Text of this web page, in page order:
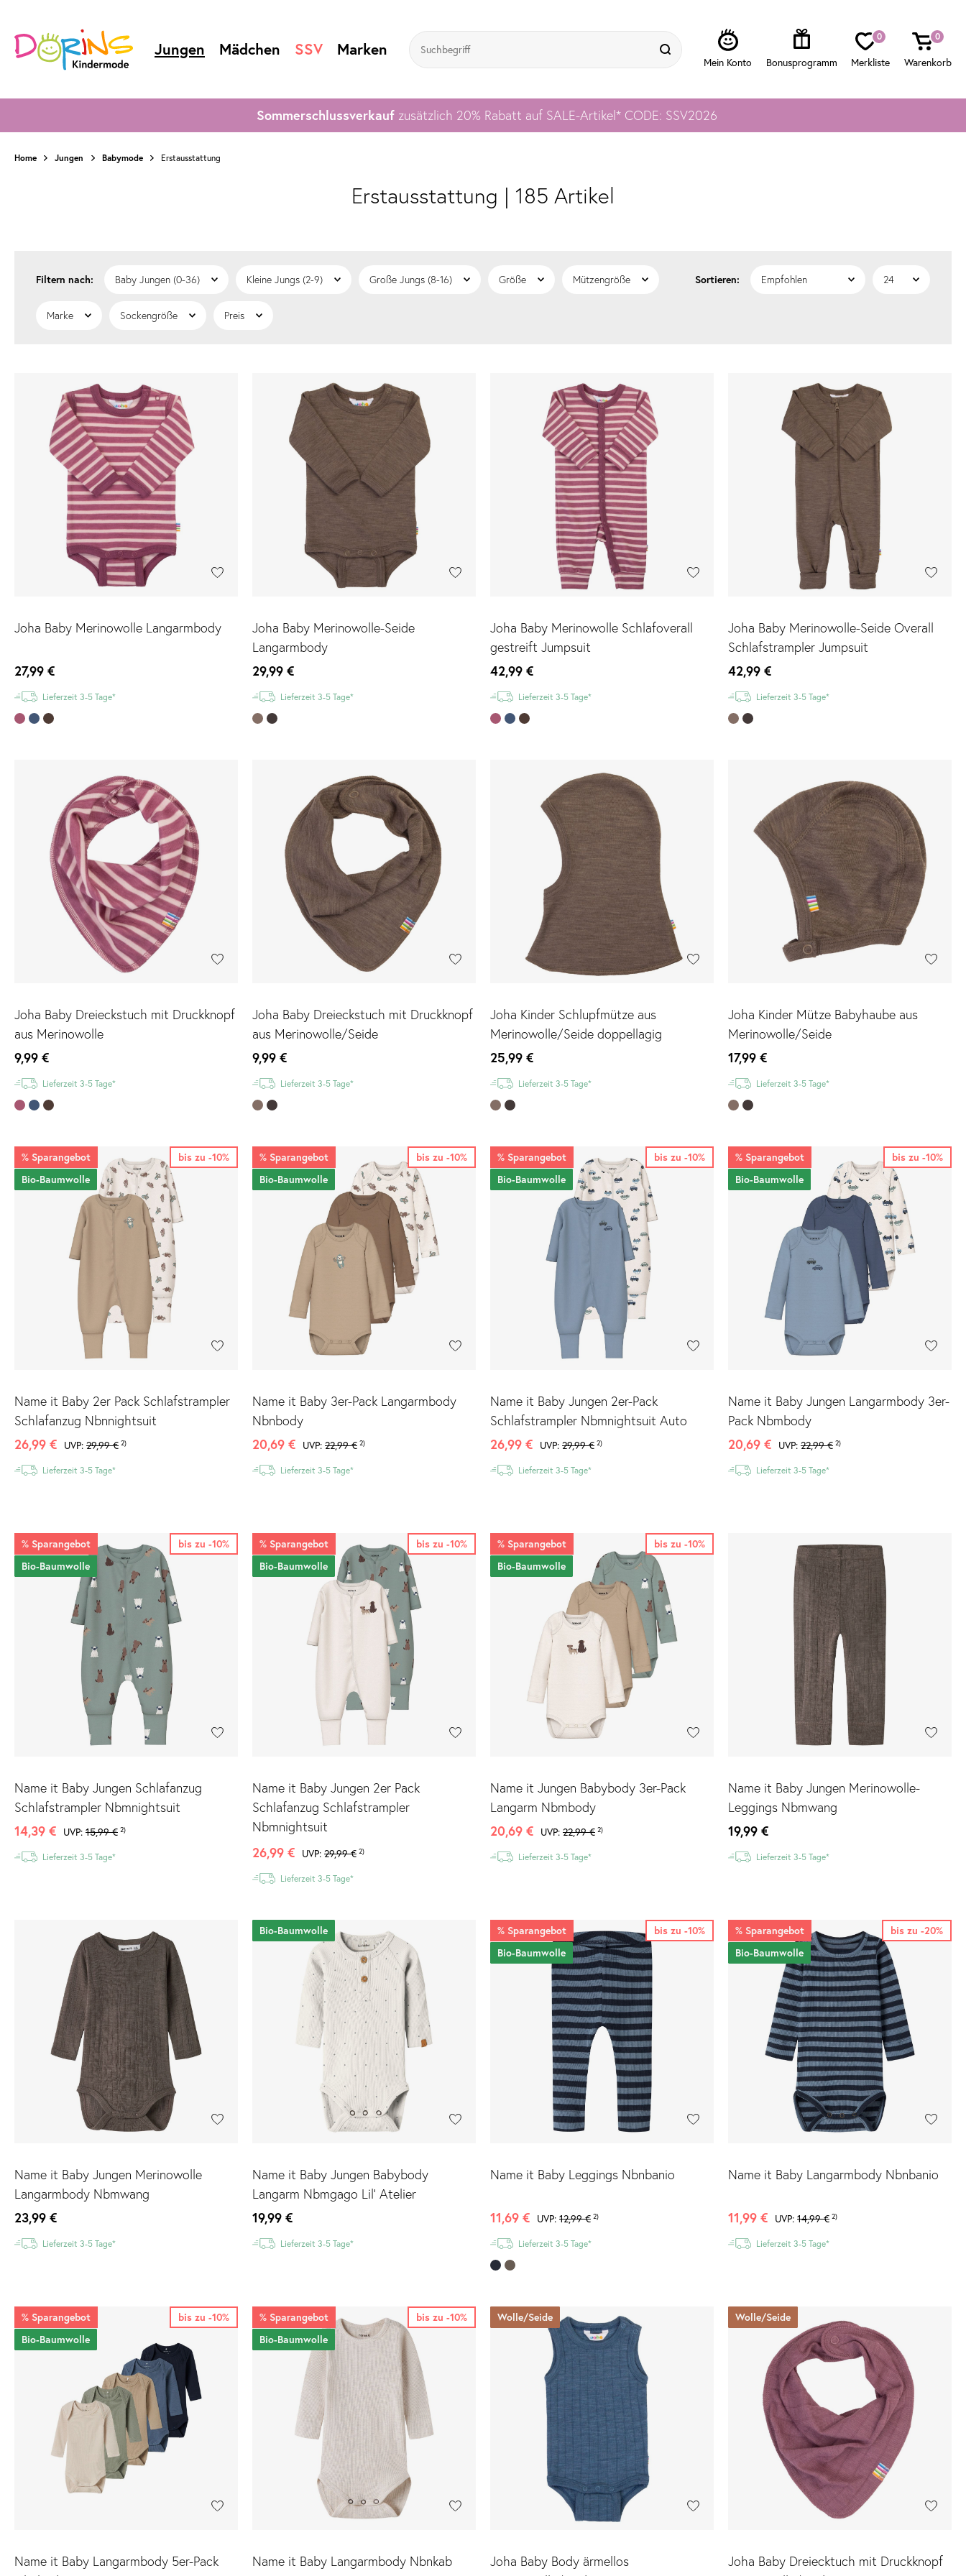
Jungen Mädchen SSV Marken
0 0
Sommerschlussverkaufzusätzlich 20% Rabatt auf SALE-Artikel* CODE: SSV2026
Home Jungen Babymode Erstausstattung
Erstausstattung | 185 Artikel
Baby Jungen (0-36) Kleine Jungs (2-9) Große Jungs (8-16) Größe Mützengröße
Marke Sockengröße Preis
Joha Baby Merinowolle Langarmbody
27,99 €
Lieferzeit 3-5 Tage*
Joha Baby Merinowolle-Seide
Langarmbody
29,99 €
Lieferzeit 3-5 Tage*
Joha Baby Merinowolle Schlafoverall
gestreift Jumpsuit
42,99 €
Lieferzeit 3-5 Tage*
Joha Baby Merinowolle-Seide Overall
Schlafstrampler Jumpsuit
42,99 €
Lieferzeit 3-5 Tage*
Joha Baby Dreieckstuch mit Druckknopf
aus Merinowolle
9,99 €
Lieferzeit 3-5 Tage*
Joha Baby Dreieckstuch mit Druckknopf
aus Merinowolle/Seide
9,99 €
Lieferzeit 3-5 Tage*
Joha Kinder Schlupfmütze aus
Merinowolle/Seide doppellagig
25,99 €
Lieferzeit 3-5 Tage*
Joha Kinder Mütze Babyhaube aus
Merinowolle/Seide
17,99 €
Lieferzeit 3-5 Tage*
bis zu -10%
% Sparangebot
Bio-Baumwolle
Name it Baby 2er Pack Schlafstrampler
Schlafanzug Nbnnightsuit
26,99 € UVP: 29,99 € 2)
Lieferzeit 3-5 Tage*
bis zu -10%
% Sparangebot
Bio-Baumwolle
Name it Baby 3er-Pack Langarmbody
Nbnbody
20,69 € UVP: 22,99 € 2)
Lieferzeit 3-5 Tage*
bis zu -10%
% Sparangebot
Bio-Baumwolle
Name it Baby Jungen 2er-Pack
Schlafstrampler Nbmnightsuit Auto
26,99 € UVP: 29,99 € 2)
Lieferzeit 3-5 Tage*
bis zu -10%
% Sparangebot
Bio-Baumwolle
Name it Baby Jungen Langarmbody 3er-
Pack Nbmbody
20,69 € UVP: 22,99 € 2)
Lieferzeit 3-5 Tage*
bis zu -10%
% Sparangebot
Bio-Baumwolle
Name it Baby Jungen Schlafanzug
Schlafstrampler Nbmnightsuit
14,39 € UVP: 15,99 € 2)
Lieferzeit 3-5 Tage*
bis zu -10%
% Sparangebot
Bio-Baumwolle
Name it Baby Jungen 2er Pack
Schlafanzug Schlafstrampler
Nbmnightsuit
26,99 € UVP: 29,99 € 2)
Lieferzeit 3-5 Tage*
bis zu -10%
% Sparangebot
Bio-Baumwolle
Name it Jungen Babybody 3er-Pack
Langarm Nbmbody
20,69 € UVP: 22,99 € 2)
Lieferzeit 3-5 Tage*
Name it Baby Jungen Merinowolle-
Leggings Nbmwang
19,99 €
Lieferzeit 3-5 Tage*
Name it Baby Jungen Merinowolle
Langarmbody Nbmwang
23,99 €
Lieferzeit 3-5 Tage*
Bio-Baumwolle
Name it Baby Jungen Babybody
Langarm Nbmgago Lil' Atelier
19,99 €
Lieferzeit 3-5 Tage*
bis zu -10%
% Sparangebot
Bio-Baumwolle
Name it Baby Leggings Nbnbanio
11,69 € UVP: 12,99 € 2)
Lieferzeit 3-5 Tage*
bis zu -20%
% Sparangebot
Bio-Baumwolle
Name it Baby Langarmbody Nbnbanio
11,99 € UVP: 14,99 € 2)
Lieferzeit 3-5 Tage*
bis zu -10%
% Sparangebot
Bio-Baumwolle
Name it Baby Langarmbody 5er-Pack
bis zu -10%
% Sparangebot
Bio-Baumwolle
Name it Baby Langarmbody Nbnkab
Wolle/Seide
Joha Baby Body ärmellos
Wolle/Seide
Joha Baby Dreiecktuch mit Druckknopf